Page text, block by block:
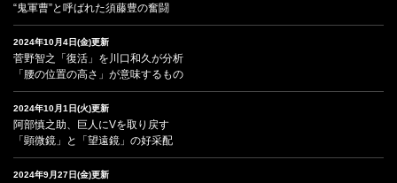
“鬼軍曹”と呼ばれた須藤豊の奮闘
2024年10月4日(金)更新
菅野智之「復活」を川口和久が分析
「腰の位置の高さ」が意味するもの
2024年10月1日(火)更新
阿部慎之助、巨人にVを取り戻す
「顕微鏡」と「望遠鏡」の好采配
2024年9月27日(金)更新